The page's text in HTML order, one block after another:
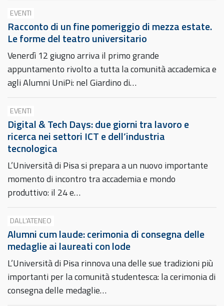
EVENTI
Racconto di un fine pomeriggio di mezza estate.
Le forme del teatro universitario
Venerdì 12 giugno arriva il primo grande
appuntamento rivolto a tutta la comunità accademica e
agli Alumni UniPi: nel Giardino di…
EVENTI
Digital & Tech Days: due giorni tra lavoro e
ricerca nei settori ICT e dell’industria
tecnologica
L’Università di Pisa si prepara a un nuovo importante
momento di incontro tra accademia e mondo
produttivo: il 24 e…
DALL'ATENEO
Alumni cum laude: cerimonia di consegna delle
medaglie ai laureati con lode
L’Università di Pisa rinnova una delle sue tradizioni più
importanti per la comunità studentesca: la cerimonia di
consegna delle medaglie…